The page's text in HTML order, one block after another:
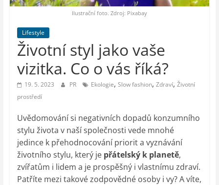
vesmír
Ilustrační foto. Zdroj: Pixabay
Lifestyle
Životní styl jako vaše
vizitka. Co o vás říká?
19. 5. 2023 PR Ekologie, Slow fashion, Zdraví, Životní
prostředí
Uvědomování si negativních dopadů konzumního
stylu života v naší společnosti vede mnohé
jedince k přehodnocování priorit a vyznávání
životního stylu, který je přátelský k planetě,
zvířatům i lidem a je prospěšný i vlastnímu zdraví.
Patříte mezi takové zodpovědné osoby i vy? A víte,